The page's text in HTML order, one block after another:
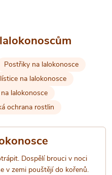
Postřiky na lalokonosce
na lalokonosce
lalokonosce
ochrana rostlin
Dospělí brouci v noci
v zemi pouštějí do kořenů.